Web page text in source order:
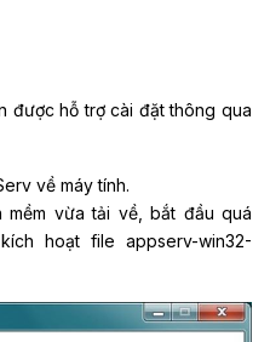
được hỗ trợ cài đặt thông qua
về máy tính.
vừa tải về, bắt đầu quá
hoạt file appserv-win32-